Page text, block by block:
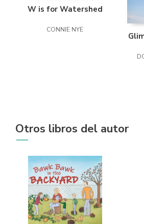
W is for Watershed
CONNIE NYE
Otros libros del autor